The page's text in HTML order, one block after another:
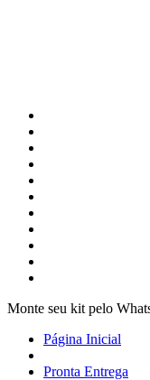
Monte seu kit pelo
Página Inicial
Pronta Entrega